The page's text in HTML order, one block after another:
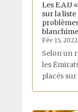
Les
sur la
Fév 15, 2022
Selon un
les
placés